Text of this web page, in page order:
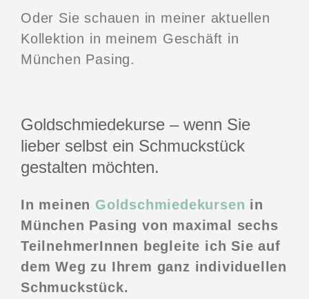
Oder Sie schauen in meiner aktuellen
Kollektion in meinem Geschäft in
München Pasing.
Goldschmiedekurse – wenn Sie
lieber selbst ein Schmuckstück
gestalten möchten.
In meinen Goldschmiedekursen in
München Pasing von maximal sechs
TeilnehmerInnen begleite ich Sie auf
dem Weg zu Ihrem ganz individuellen
Schmuckstück.